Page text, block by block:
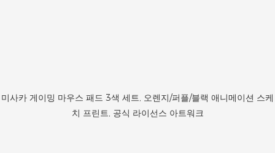
미사카 게이밍 마우스 패드 3색 세트, 오렌지/퍼플/블랙 애니메이션 스케
치 프린트, 공식 라이선스 아트워크